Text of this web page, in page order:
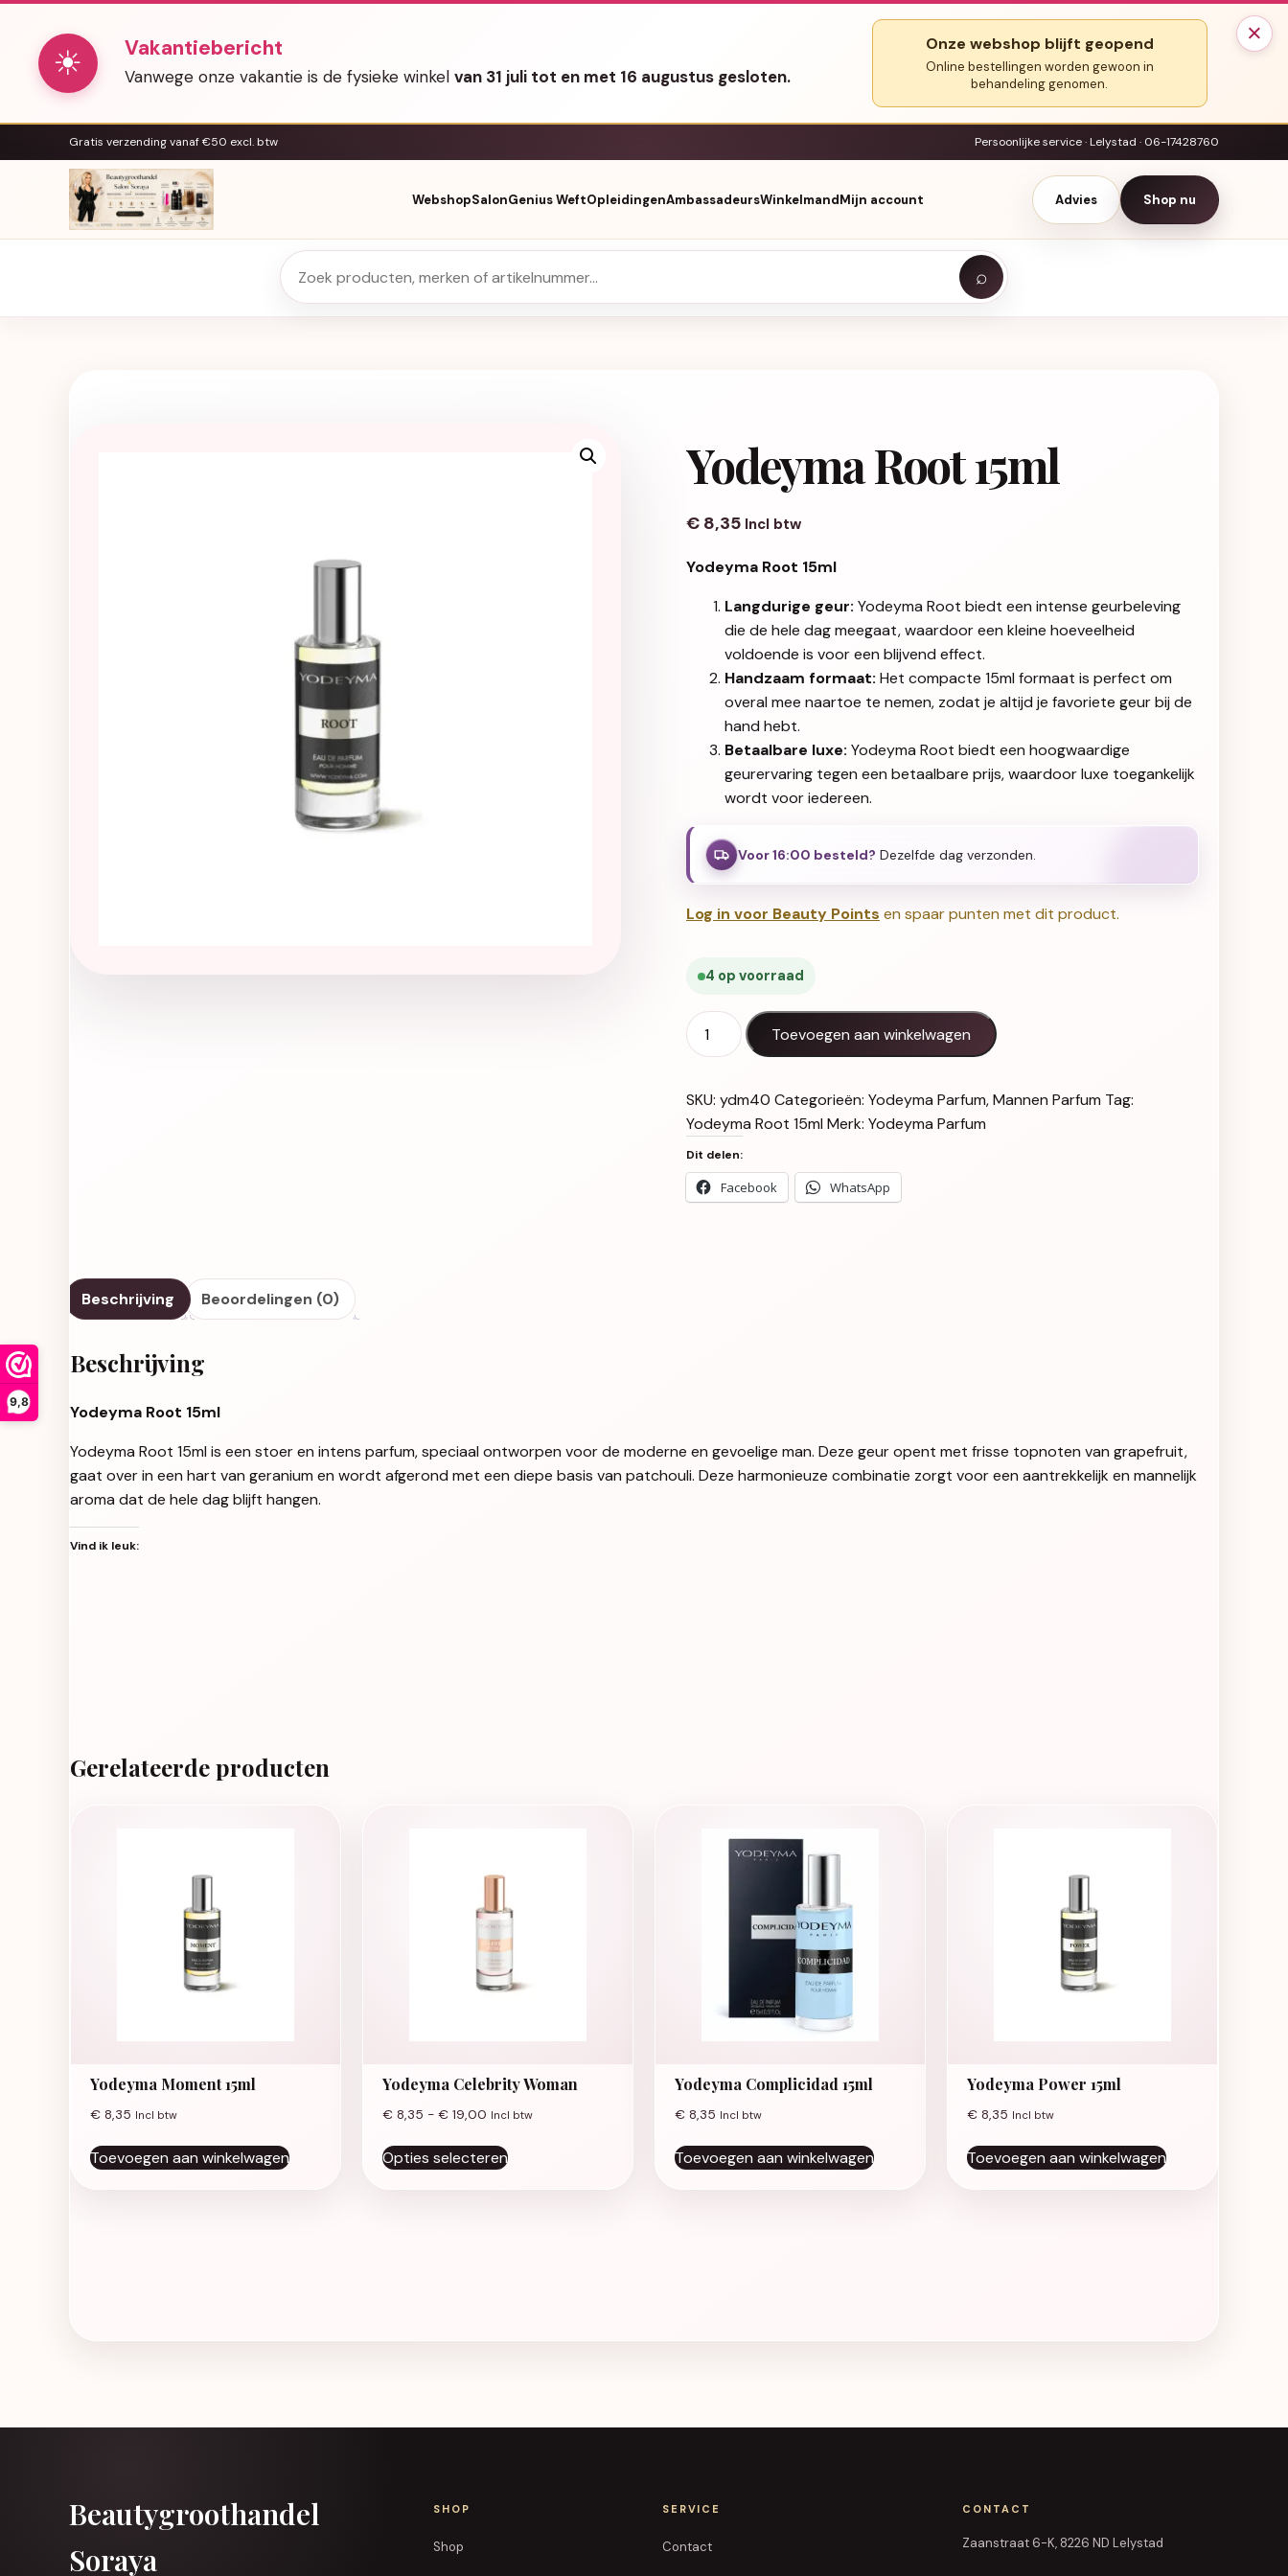
9,8
×
☀ Vakantiebericht
Vanwege onze vakantie is de fysieke winkel van 31 juli tot en met 16 augustus gesloten.
Onze webshop blijft geopend
Online bestellingen worden gewoon in
behandeling genomen.
Gratis verzending vanaf €50 excl. btw Persoonlijke service · Lelystad · 06-17428760
WebshopSalonGenius WeftOpleidingenAmbassadeursWinkelmandMijn account Advies Shop nu
⌕
Yodeyma Root 15ml
€8,35 Incl btw
Yodeyma Root 15ml
Langdurige geur: Yodeyma Root biedt een intense geurbeleving
die de hele dag meegaat, waardoor een kleine hoeveelheid
voldoende is voor een blijvend effect.
Handzaam formaat: Het compacte 15ml formaat is perfect om
overal mee naartoe te nemen, zodat je altijd je favoriete geur bij de
hand hebt.
Betaalbare luxe: Yodeyma Root biedt een hoogwaardige
geurervaring tegen een betaalbare prijs, waardoor luxe toegankelijk
wordt voor iedereen.
Voor 16:00 besteld? Dezelfde dag verzonden.
Log in voor Beauty Points en spaar punten met dit product.
4 op voorraad
Yodeyma Root 15ml aantal
Toevoegen aan winkelwagen
SKU: ydm40 Categorieën: Yodeyma Parfum,Mannen Parfum Tag:
Yodeyma Root 15ml Merk: Yodeyma Parfum
Dit delen:
Facebook WhatsApp
Beschrijving Beoordelingen (0)
Beschrijving
Yodeyma Root 15ml
Yodeyma Root 15ml is een stoer en intens parfum, speciaal ontworpen voor de moderne en gevoelige man. Deze geur opent met frisse topnoten van grapefruit,
gaat over in een hart van geranium en wordt afgerond met een diepe basis van patchouli. Deze harmonieuze combinatie zorgt voor een aantrekkelijk en mannelijk
aroma dat de hele dag blijft hangen.
Vind ik leuk:
Gerelateerde producten
Yodeyma Moment 15ml
€ 8,35 Incl btw
Toevoegen aan winkelwagen
Yodeyma Celebrity Woman
€ 8,35 - € 19,00 Prijsklasse: € 8,35 tot € 19,00
Incl btw
Opties selecteren
Dit product heeft meerdere variaties. Deze optie kan gekozen worden op de productpagina
Yodeyma Complicidad 15ml
€ 8,35 Incl btw
Toevoegen aan winkelwagen
Yodeyma Power 15ml
€ 8,35 Incl btw
Toevoegen aan winkelwagen
Beautygroothandel
Soraya
SHOP
Shop
SERVICE
Contact
CONTACT
Zaanstraat 6-K, 8226 ND Lelystad